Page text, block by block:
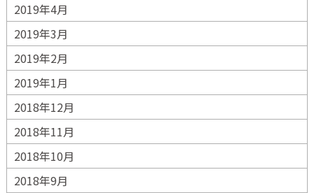
2019年4月
2019年3月
2019年2月
2019年1月
2018年12月
2018年11月
2018年10月
2018年9月